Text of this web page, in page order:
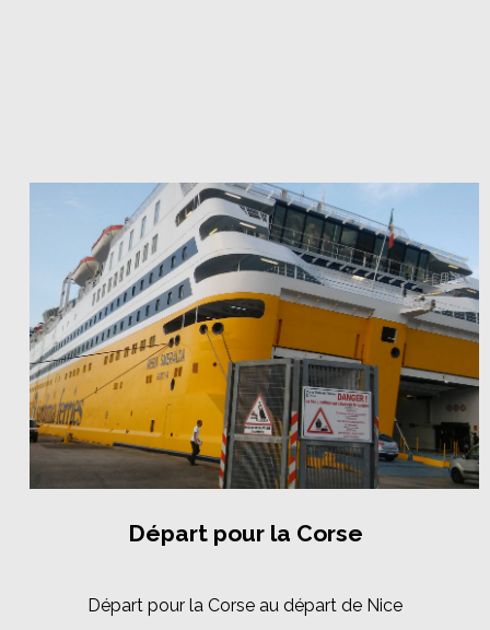
Départ pour la Corse
Départ pour la Corse au départ de Nice